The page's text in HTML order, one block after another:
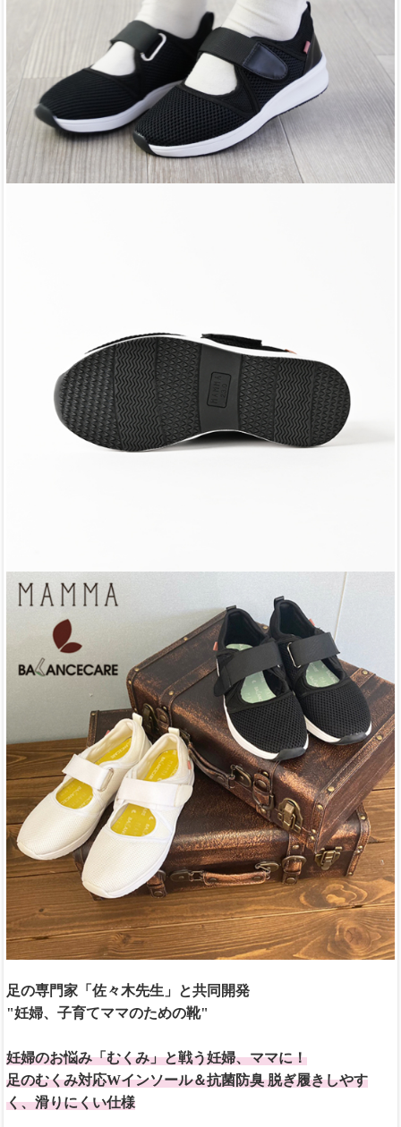
足の専門家「佐々木先生」と共同開発
"妊婦、子育てママのための靴"
妊婦のお悩み「むくみ」と戦う妊婦、ママに！
足のむくみ対応Wインソール＆抗菌防臭 脱ぎ履きしやす
く、滑りにくい仕様